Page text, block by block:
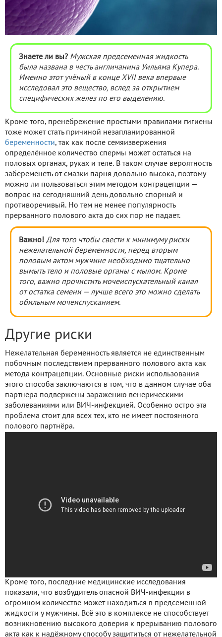
Знаете ли вы? Мужская предсеменная жидкость
была названа в честь англичанина Уильяма Купера.
Именно этот учёный в конце XVII века впервые
исследовал это вещество, вслед за открытием
специфических желез по его выделению.
Кроме того, пренебрежение простыми правилами гигиены
тоже может стать причиной незапланированной
беременности, так как после семяизвержения
определённое количество спермы может остаться на
половых органах, руках и теле. В таком случае вероятность
забеременеть от смазки парня довольно высока, поэтому
можно ли пользоваться этим методом контрацепции —
вопрос на сегодняшний день довольно спорный и
противоречивый. Но тем не менее популярность
прерванного полового акта до сих пор не падает.
Важно! Для того чтобы свести к минимуму риски
нежелательной беременности, перед вторым
половым актом мужчине необходимо тщательно
вымыть тело и половые органы с мылом. Кроме
того, важно прочистить мочеиспускательный канал
от остатка семени — лучше всего это можно сделать
обильным мочеиспусканием.
Другие риски
Нежелательная беременность является не единственным
побочным последствием прерванного полового акта как
метода контрацепции. Основные риски использования
этого способа заключаются в том, что в данном случае оба
партнёра подвержены заражению венерическими
заболеваниями или ВИЧ-инфекцией. Особенно остро эта
проблема стоит для всех тех, кто не имеет постоянного
полового партнёра.
Кроме того, последние медицинские исследования
показали, что возбудитель опасной ВИЧ-инфекции в
огромном количестве может находиться в предсеменной
жидкости у мужчины. Всё это в комплексе не способствует
возникновению высокого доверия к прерыванию полового
акта как к надёжному способу защититься от нежелательной